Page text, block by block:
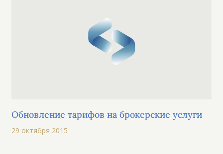
Обновление тарифов на брокерские услуги
29 октября 2015